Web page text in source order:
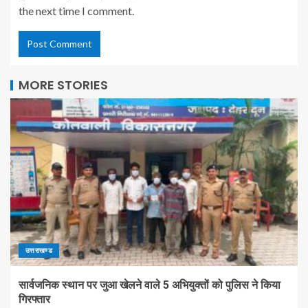
the next time I comment.
MORE STORIES
उत्तराखण्ड
सार्वजनिक स्थान पर जुआ खेलने वाले 5 अभियुक्तों को पुलिस ने किया
गिरफ्तार